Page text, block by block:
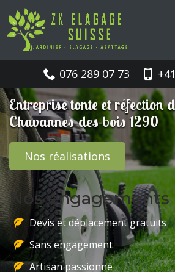
076 289 07 73
Entreprise tonte et réfection
Chavannes-des-bois 1290
Nos réalisations
Nos engagements
Devis et déplacement gratuits
Sans engagement
Artisan passionné